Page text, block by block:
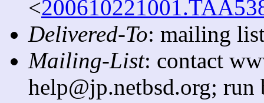
<
Delivered-To: mailing
Mailing-List: contact
help@jp.netbsd.org;